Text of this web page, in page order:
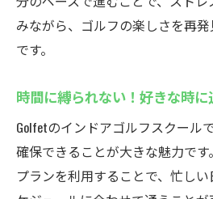
みながら、ゴルフの楽しさを再
です。
時間に縛られない！好きな時に
Golfetのインドアゴルフスクール
確保できることが大きな魅力で
プランを利用することで、忙し